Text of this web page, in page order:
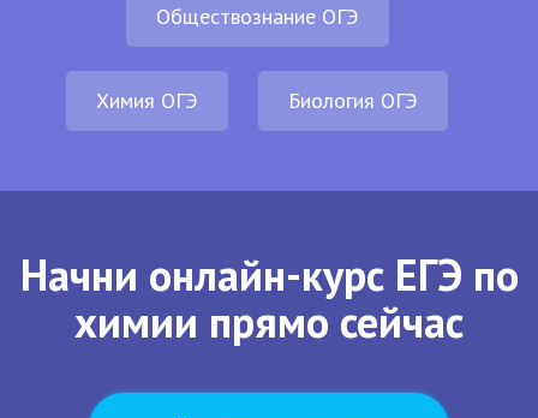
Обществознание ОГЭ
Химия ОГЭ Биология ОГЭ
Начни онлайн-курс ЕГЭ по
химии прямо сейчас